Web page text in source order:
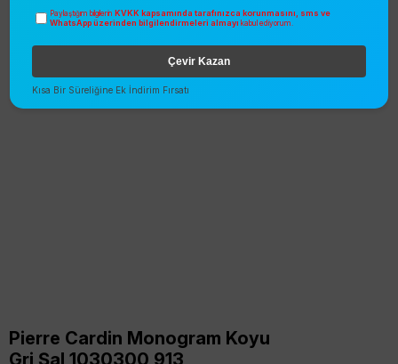
Pierre Cardin Monogram Koyu
Gri Şal 1030300 913
Paylaştığım bilgilerin KVKK kapsamında tarafınızca korunmasını, sms ve
WhatsApp üzerinden bilgilendirmeleri almayı kabul ediyorum.
Çevir Kazan
Kısa Bir Süreliğine Ek İndirim Fırsatı